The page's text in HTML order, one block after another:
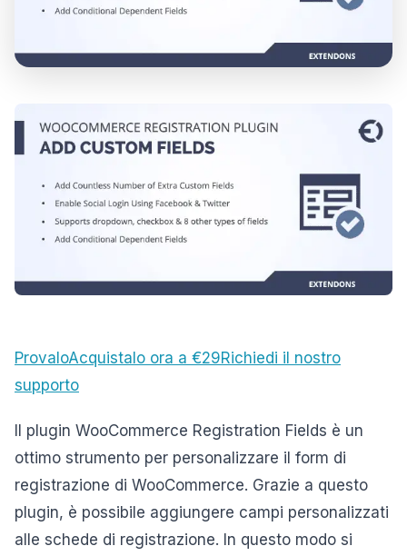
ProvaloAcquistalo ora a €29Richiedi il nostro
supporto
Il plugin WooCommerce Registration Fields è un
ottimo strumento per personalizzare il form di
registrazione di WooCommerce. Grazie a questo
plugin, è possibile aggiungere campi personalizzati
alle schede di registrazione. In questo modo si